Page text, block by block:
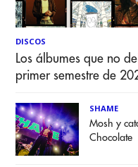
DISCOS
Los álbumes que no
primer semestre de
SHAME
Mosh y
Chocolate